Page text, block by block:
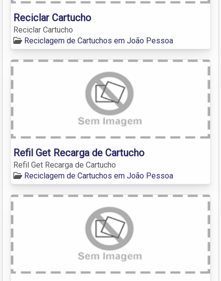
Reciclar Cartucho
Reciclar Cartucho
Reciclagem de Cartuchos em João Pessoa
Refil Get Recarga de Cartucho
Refil Get Recarga de Cartucho
Reciclagem de Cartuchos em João Pessoa